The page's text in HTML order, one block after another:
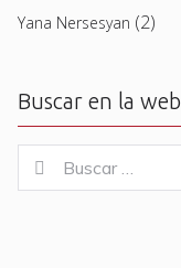
Yana Nersesyan (2)
Buscar en la web
for:
Buscar